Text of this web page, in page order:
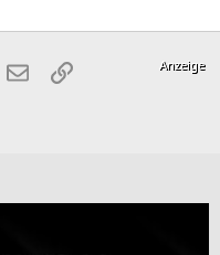
E-MailLink